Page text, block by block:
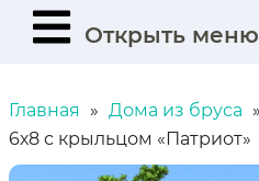
Открыть меню
Главная Дома из бруса
6х8 с крыльцом «Патриот»